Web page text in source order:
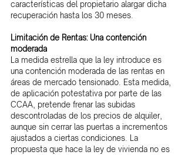
características del propietario alargar dicha
recuperación hasta los 30 meses.
Limitación de Rentas: Una contención
moderada
La medida estrella que la ley introduce es
una contención moderada de las rentas en
áreas de mercado tensionado. Esta medida,
de aplicación potestativa por parte de las
CCAA, pretende frenar las subidas
descontroladas de los precios de alquiler,
aunque sin cerrar las puertas a incrementos
ajustados a ciertas condiciones. La
propuesta que hace la ley de vivienda no es